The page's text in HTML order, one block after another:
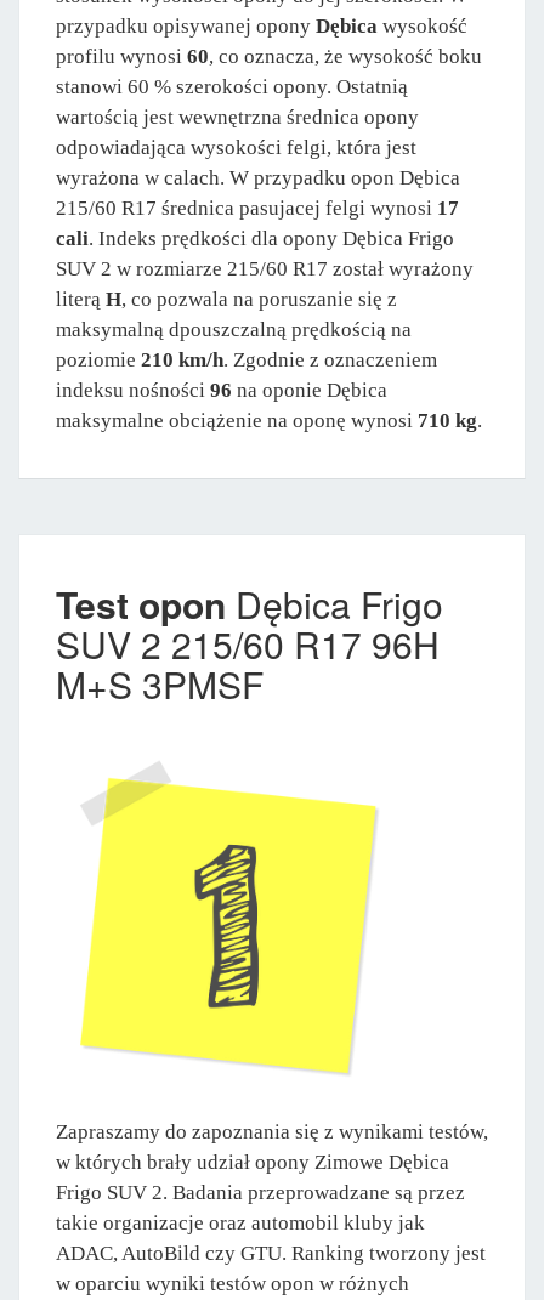
przypadku opisywanej opony Dębica wysokość
profilu wynosi 60, co oznacza, że wysokość boku
stanowi 60 % szerokości opony. Ostatnią
wartością jest wewnętrzna średnica opony
odpowiadająca wysokości felgi, która jest
wyrażona w calach. W przypadku opon Dębica
215/60 R17 średnica pasujacej felgi wynosi 17
cali. Indeks prędkości dla opony Dębica Frigo
SUV 2 w rozmiarze 215/60 R17 został wyrażony
literą H, co pozwala na poruszanie się z
maksymalną dpouszczalną prędkością na
poziomie 210 km/h. Zgodnie z oznaczeniem
indeksu nośności 96 na oponie Dębica
maksymalne obciążenie na oponę wynosi 710 kg.
Test opon Dębica Frigo
SUV 2 215/60 R17 96H
M+S 3PMSF
Zapraszamy do zapoznania się z wynikami testów,
w których brały udział opony Zimowe Dębica
Frigo SUV 2. Badania przeprowadzane są przez
takie organizacje oraz automobil kluby jak
ADAC, AutoBild czy GTU. Ranking tworzony jest
w oparciu wyniki testów opon w różnych